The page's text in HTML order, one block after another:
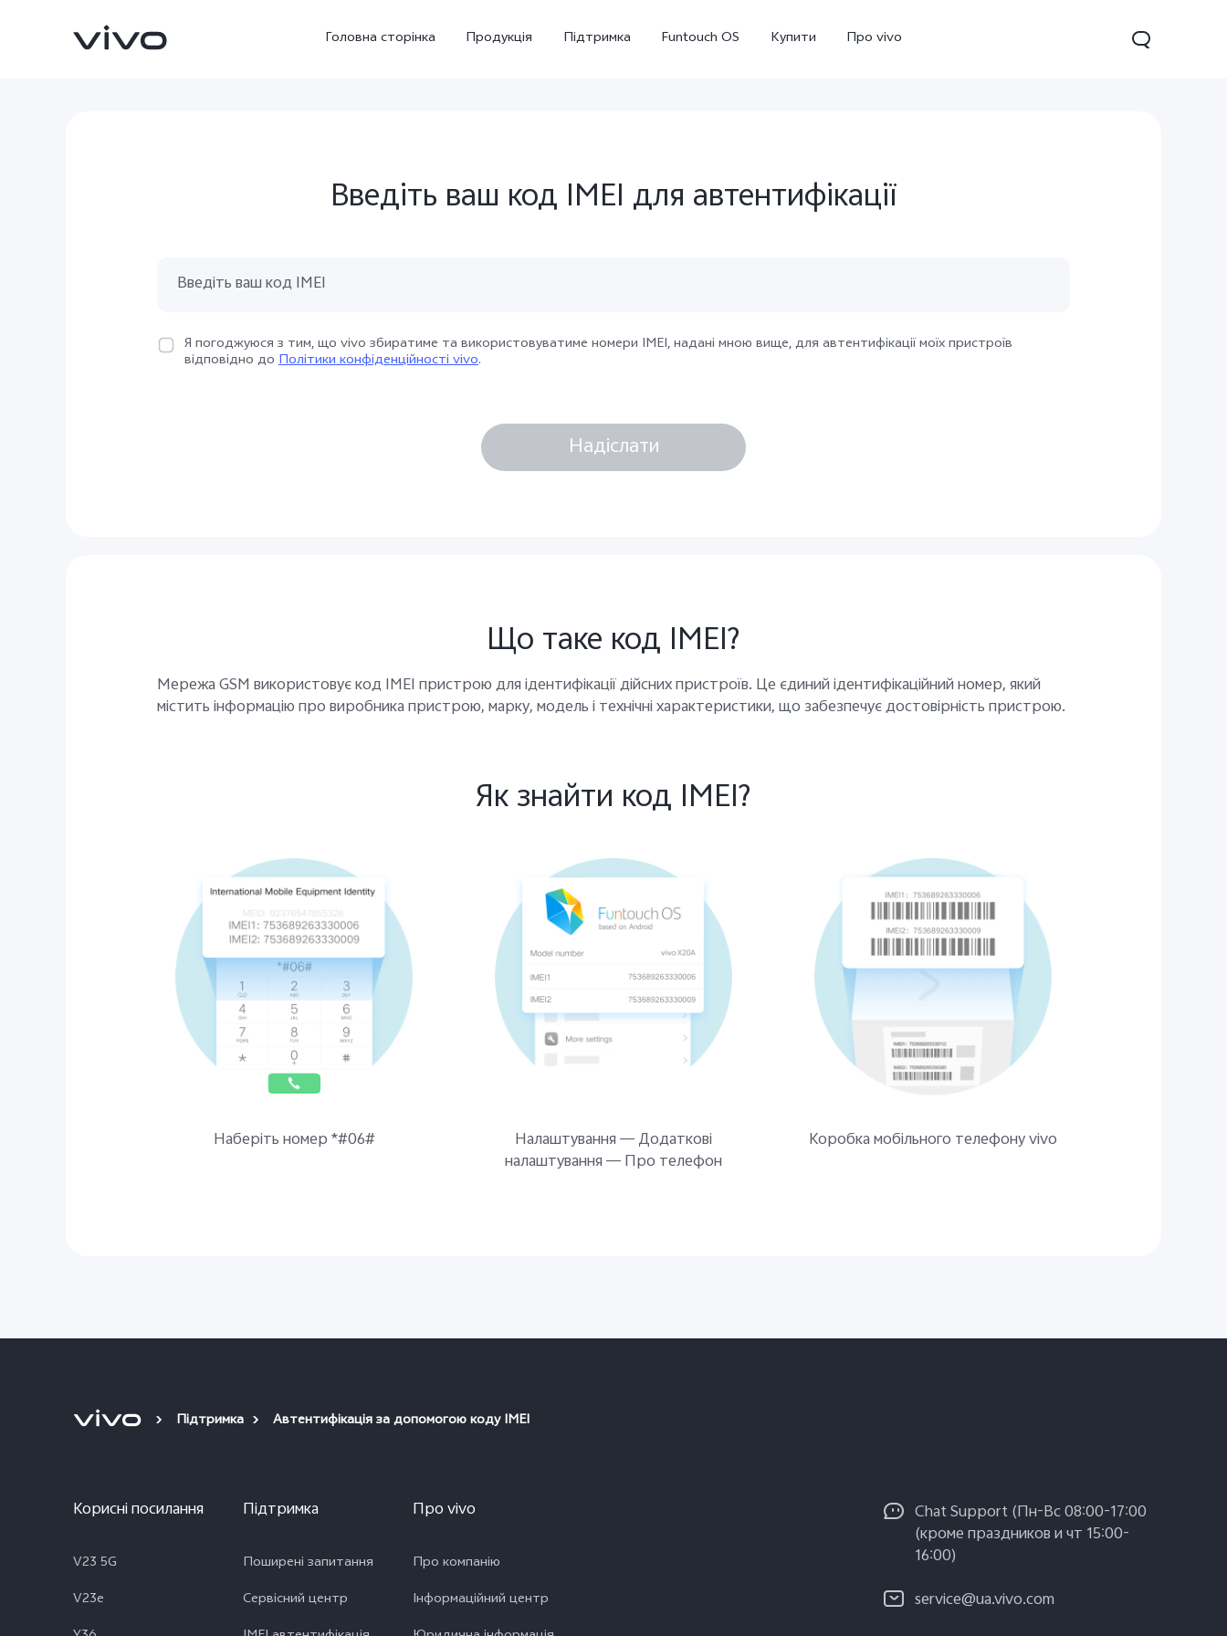
Головна сторінка Продукція Підтримка Funtouch OS Купити Про vivo
Введіть ваш код IMEI для автентифікації
Я погоджуюся з тим, що vivo збиратиме та використовуватиме номери IMEI, надані мною вище, для автентифікації моїх пристроїв
відповідно до Політики конфіденційності vivo.
Надіслати
Що таке код IMEI?
Мережа GSM використовує код IMEI пристрою для ідентифікації дійсних пристроїв. Це єдиний ідентифікаційний номер, який
містить інформацію про виробника пристрою, марку, модель і технічні характеристики, що забезпечує достовірність пристрою.
Як знайти код IMEI?
Наберіть номер *#06#
Налаштування — Додаткові
налаштування — Про телефон
Коробка мобільного телефону vivo
Підтримка Автентифікація за допомогою коду IMEI
Корисні посилання
V23 5G
V23e
Підтримка
Поширені запитання
Сервісний центр
Про vivo
Про компанію
Інформаційний центр
Chat Support (Пн-Вс 08:00-17:00
(кроме праздников и чт 15:00-
16:00)
service@ua.vivo.com